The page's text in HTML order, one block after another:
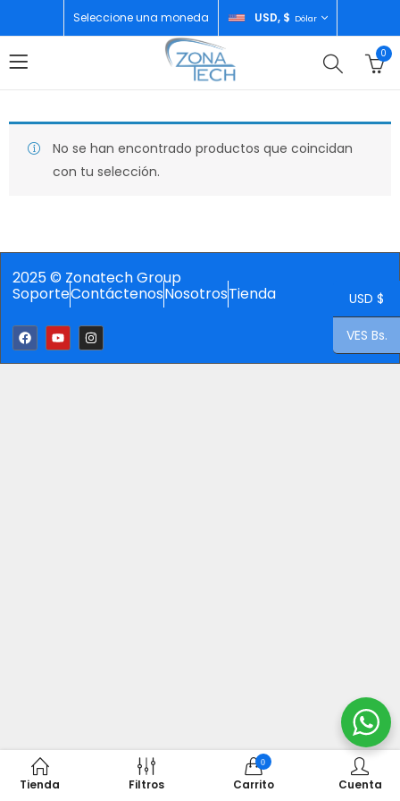
Seleccione una moneda USD, $ Dólar
0
No se han encontrado productos que coincidan
con tu selección.
2025 © Zonatech Group
SoporteContáctenosNosotrosTienda
Tienda Filtros
0
Carrito Cuenta
USD $
VES Bs.